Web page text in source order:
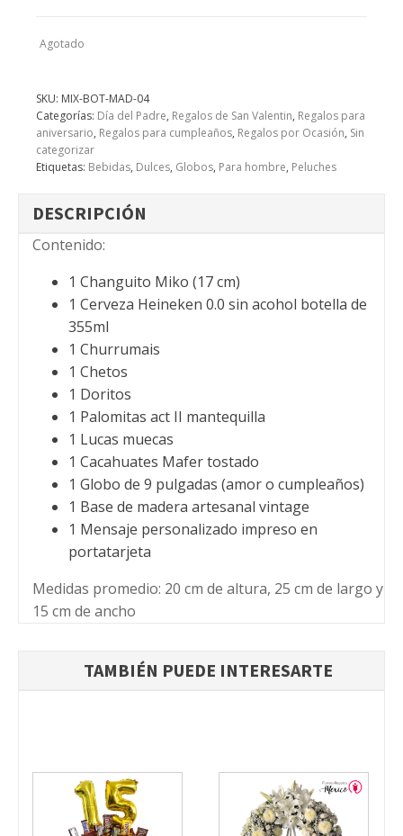
Agotado
SKU: MIX-BOT-MAD-04
Categorías: Día del Padre, Regalos de San Valentin, Regalos para
aniversario, Regalos para cumpleaños, Regalos por Ocasión, Sin
categorizar
Etiquetas: Bebidas, Dulces, Globos, Para hombre, Peluches
DESCRIPCIÓN
Contenido:
1 Changuito Miko (17 cm)
1 Cerveza Heineken 0.0 sin acohol botella de
355ml
1 Churrumais
1 Chetos
1 Doritos
1 Palomitas act II mantequilla
1 Lucas muecas
1 Cacahuates Mafer tostado
1 Globo de 9 pulgadas (amor o cumpleaños)
1 Base de madera artesanal vintage
1 Mensaje personalizado impreso en
portatarjeta
Medidas promedio: 20 cm de altura, 25 cm de largo y
15 cm de ancho
TAMBIÉN PUEDE INTERESARTE